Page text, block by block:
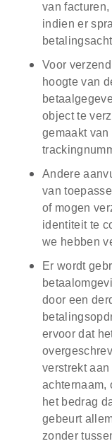
van
indien er
Voor
hoogte van
object te
gemaakt
Andere
van
of mogen
identiteit te
we hebben
Er wordt
door een
ervoor dat
verstrekt
achternaam,
het bedrag
gebeurt
zonder